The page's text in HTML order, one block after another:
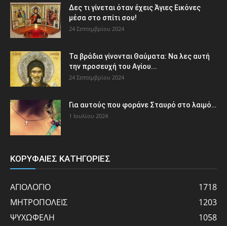
Δες τι γίνεται όταν έχεις Άγιες Εικόνες
μέσα στο σπίτι σου!
24 Σεπτεμβρίου 2024
Τα βράδια γίνονται Θαύματα: Να λες αυτή
την προσευχή του Αγίου...
24 Σεπτεμβρίου 2024
Για αυτούς που φοράνε Σταυρό στο λαιμό…
1 Ιουλίου 2024
ΚΟΡΥΦΑΙΕΣ ΚΑΤΗΓΟΡΙΕΣ
ΑΓΙΟΛΟΓΙΟ
1718
ΜΗΤΡΟΠΟΛΕΙΣ
1203
ΨΥΧΩΦΕΛΗ
1058